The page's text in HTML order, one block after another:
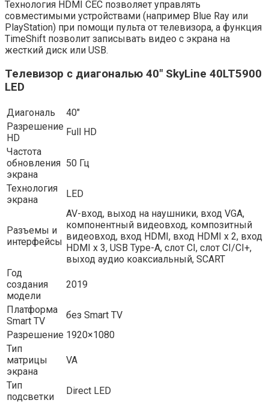
Технология HDMI CEC позволяет управлять
совместимыми устройствами (например Blue Ray или
PlayStation) при помощи пульта от телевизора, а функция
TimeShift позволит записывать видео с экрана на
жесткий диск или USB.
Телевизор с диагональю 40″ SkyLine 40LT5900
LED
Диагональ
40″
Разрешение
HD
Full HD
Частота
обновления
экрана
50 Гц
Технология
экрана
LED
Разъемы и
интерфейсы
AV-вход, выход на наушники, вход VGA,
компонентный видеовход, композитный
видеовход, вход HDMI, вход HDMI x 2, вход
HDMI x 3, USB Type-A, слот CI, слот CI/CI+,
выход аудио коаксиальный, SCART
Год
создания
модели
2019
Платформа
Smart TV
без Smart TV
Разрешение 1920×1080
Тип
матрицы
экрана
VA
Тип
подсветки
Direct LED